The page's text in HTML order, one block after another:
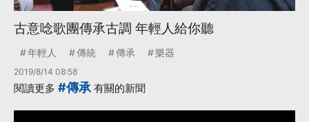
古意唸歌團傳承古調 年輕人給你聽
年輕人 傳統 傳承 樂器
2019/8/14 08:58
閱讀更多 #傳承 有關的新聞